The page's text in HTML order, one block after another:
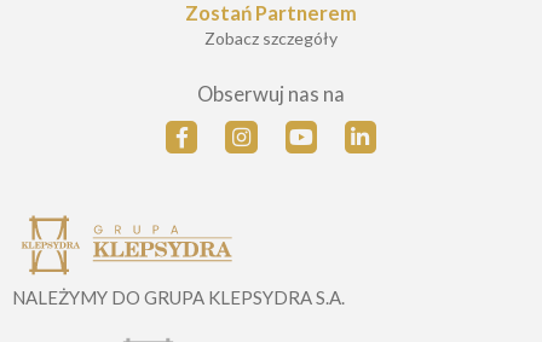
Zostań Partnerem
Zobacz szczegóły
Obserwuj nas na
NALEŻYMY DO GRUPA KLEPSYDRA S.A.